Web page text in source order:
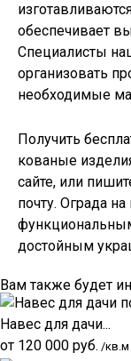
обеспечивает
Специалисты
организовать
необходимые
Получить
кованые
сайте, или
почту. Ограда
достойным
Вам также будет
Навес для дачи...
от 120 000 руб. /кв.м